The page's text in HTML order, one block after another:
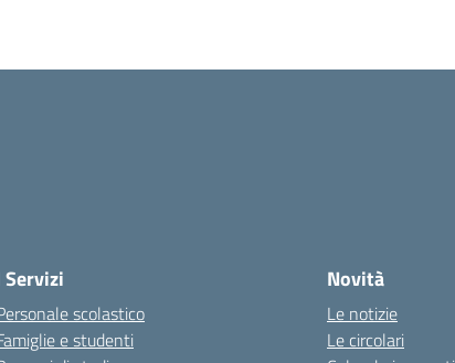
Servizi
scolastico
e studenti
Novità
Le notizie
Le circolari